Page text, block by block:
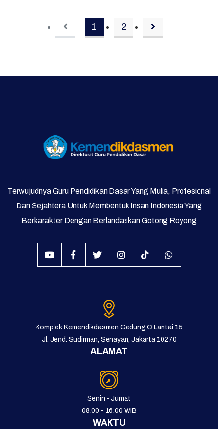
1 2
Terwujudnya Guru Pendidikan Dasar Yang Mulia, Profesional
Dan Sejahtera Untuk Membentuk Insan Indonesia Yang
Berkarakter Dengan Berlandaskan Gotong Royong
Komplek Kemendikdasmen Gedung C Lantai 15
Jl. Jend. Sudirman, Senayan, Jakarta 10270
ALAMAT
Senin - Jumat
08:00 - 16:00 WIB
WAKTU